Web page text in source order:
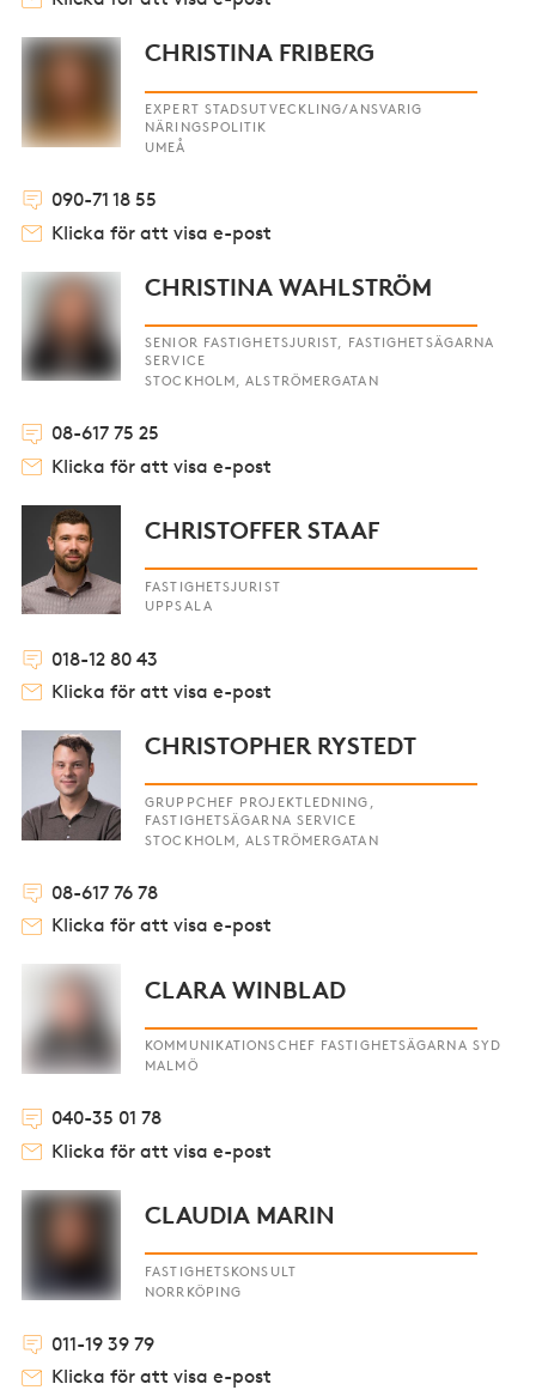
CHRISTINA FRIBERG
EXPERT STADSUTVECKLING/ANSVARIG
NÄRINGSPOLITIK
UMEÅ
090-71 18 55
Klicka för att visa e-post
CHRISTINA WAHLSTRÖM
SENIOR FASTIGHETSJURIST, FASTIGHETSÄGARNA
SERVICE
STOCKHOLM, ALSTRÖMERGATAN
08-617 75 25
Klicka för att visa e-post
CHRISTOFFER STAAF
FASTIGHETSJURIST
UPPSALA
018-12 80 43
Klicka för att visa e-post
CHRISTOPHER RYSTEDT
GRUPPCHEF PROJEKTLEDNING,
FASTIGHETSÄGARNA SERVICE
STOCKHOLM, ALSTRÖMERGATAN
08-617 76 78
Klicka för att visa e-post
CLARA WINBLAD
KOMMUNIKATIONSCHEF FASTIGHETSÄGARNA SYD
MALMÖ
040-35 01 78
Klicka för att visa e-post
CLAUDIA MARIN
FASTIGHETSKONSULT
NORRKÖPING
011-19 39 79
Klicka för att visa e-post